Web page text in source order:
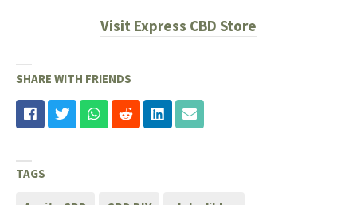
Visit Express CBD Store
SHARE WITH FRIENDS
TAGS